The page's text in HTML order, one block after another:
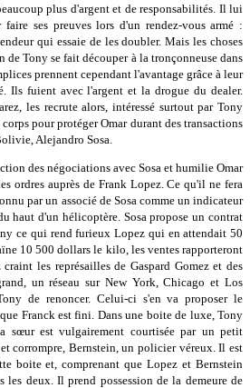
plus d'argent et de responsabilités. Il lui
ses preuves lors d'un rendez-vous armé :
qui essaie de les doubler. Mais les choses
de Tony se fait découper à la tronçonneuse dans
prennent cependant l'avantage grâce à leur
Ils fuient avec l'argent et la drogue du dealer.
les recrute alors, intéressé surtout par Tony
pour protéger Omar durant des transactions
Alejandro Sosa.
des négociations avec Sosa et humilie Omar
ordres auprès de Frank Lopez. Ce qu'il ne fera
par un associé de Sosa comme un indicateur
haut d'un hélicoptère. Sosa propose un contrat
ce qui rend furieux Lopez qui en attendait 50
10 500 dollars le kilo, les ventes rapporteront
les représailles de Gaspard Gomez et des
un réseau sur New York, Chicago et Los
de renoncer. Celui-ci s'en va proposer le
Franck est fini. Dans une boite de luxe, Tony
sœur est vulgairement courtisée par un petit
corrompre, Bernstein, un policier véreux. Il est
boite et, comprenant que Lopez et Bernstein
les deux. Il prend possession de la demeure de